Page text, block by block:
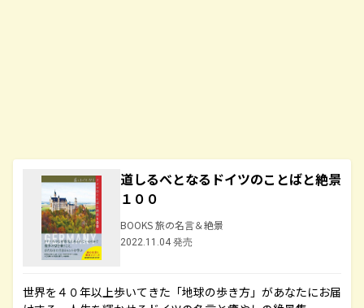
道しるべとなるドイツのことばと絶景
１００
BOOKS 旅の名言＆絶景
2022.11.04 発売
世界を４０年以上歩いてきた「地球の歩き方」があなたにお届